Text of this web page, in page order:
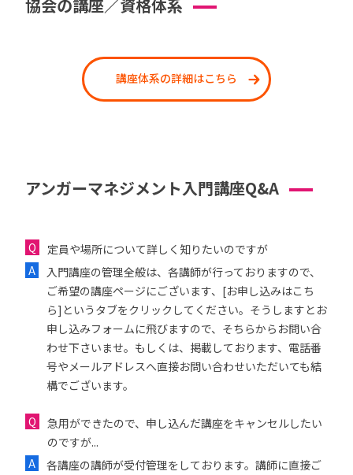
協会の講座／資格体系
講座体系の詳細はこちら
アンガーマネジメント入門講座Q&A
定員や場所について詳しく知りたいのですが
入門講座の管理全般は、各講師が行っておりますので、
ご希望の講座ページにございます、[お申し込みはこち
ら]というタブをクリックしてください。そうしますとお
申し込みフォームに飛びますので、そちらからお問い合
わせ下さいませ。もしくは、掲載しております、電話番
号やメールアドレスへ直接お問い合わせいただいても結
構でございます。
急用ができたので、申し込んだ講座をキャンセルしたい
のですが...
各講座の講師が受付管理をしております。講師に直接ご